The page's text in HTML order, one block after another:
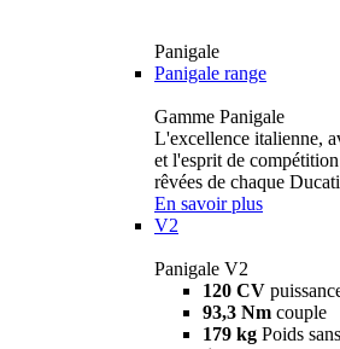
Panigale
Panigale range
Gamme Panigale
L'excellence italienne,
et l'esprit de
rêvées de chaque
En savoir plus
V2
Panigale V2
120 CV
93,3 Nm couple
179 kg Poids